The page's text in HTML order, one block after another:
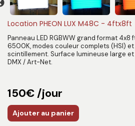
Location PHEON LUX M48C - 4ftx8ft
Panneau LED RGBWW grand format
6500K, modes couleur complets (HSI)
scintillement. Surface lumineuse large
DMX / Art-Net.
150€ /jour
Ajouter au panier